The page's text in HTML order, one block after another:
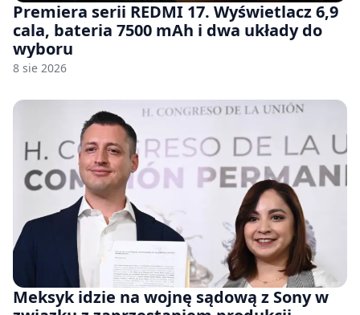
Premiera serii REDMI 17. Wyświetlacz 6,9
cala, bateria 7500 mAh i dwa układy do
wyboru
8 sie 2026
Meksyk idzie na wojnę sądową z Sony w